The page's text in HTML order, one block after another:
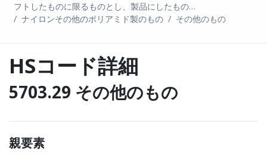
フトしたものに限るものとし、製品にしたもの…
ナイロンその他のポリアミド製のもの
その他のもの
HSコード詳細
5703.29 その他のもの
親要素
通関士NEWS
ユーザー登録